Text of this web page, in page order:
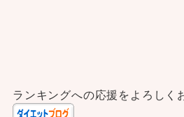
ランキングへの応援をよろしく